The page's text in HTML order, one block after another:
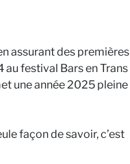
assurant des premières
festival Bars en Trans
une année 2025 pleine
façon de savoir, c’est